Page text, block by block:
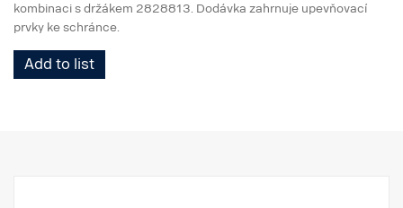
kombinaci s držákem 2828813. Dodávka zahrnuje upevňovací
prvky ke schránce.
Add to list